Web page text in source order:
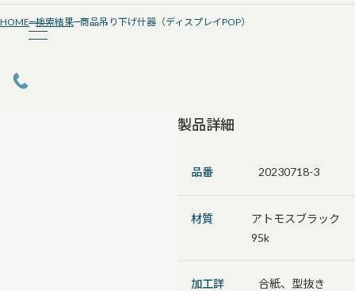
HOME 検索結果 商品吊り下げ什器（ディスプレイPOP）
製品詳細
品番 20230718-3
材質
アトモスブラック
95k
加工詳
合紙、型抜き